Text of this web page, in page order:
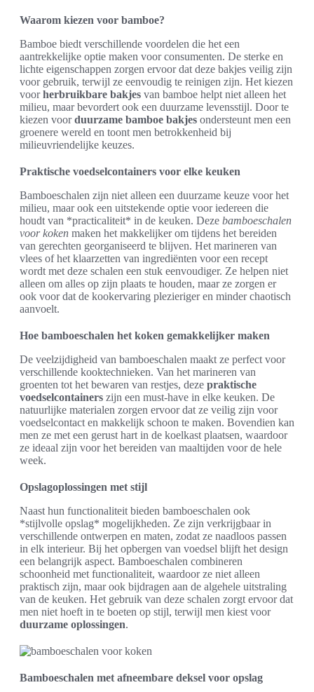
Waarom kiezen voor bamboe?
Bamboe biedt verschillende voordelen die het een
aantrekkelijke optie maken voor consumenten. De sterke en
lichte eigenschappen zorgen ervoor dat deze bakjes veilig zijn
voor gebruik, terwijl ze eenvoudig te reinigen zijn. Het kiezen
voorherbruikbare bakjes van bamboe helpt niet alleen het
milieu, maar bevordert ook een duurzame levensstijl. Door te
kiezen voorduurzame bamboe bakjes ondersteunt men een
groenere wereld en toont men betrokkenheid bij
milieuvriendelijke keuzes.
Praktische voedselcontainers voor elke keuken
Bamboeschalen zijn niet alleen een duurzame keuze voor het
milieu, maar ook een uitstekende optie voor iedereen die
houdt van *practicaliteit* in de keuken. Deze bamboeschalen
voor koken maken het makkelijker om tijdens het bereiden
van gerechten georganiseerd te blijven. Het marineren van
vlees of het klaarzetten van ingrediënten voor een recept
wordt met deze schalen een stuk eenvoudiger. Ze helpen niet
alleen om alles op zijn plaats te houden, maar ze zorgen er
ook voor dat de kookervaring plezieriger en minder chaotisch
aanvoelt.
Hoe bamboeschalen het koken gemakkelijker maken
De veelzijdigheid van bamboeschalen maakt ze perfect voor
verschillende kooktechnieken. Van het marineren van
groenten tot het bewaren van restjes, deze praktische
voedselcontainers zijn een must-have in elke keuken. De
natuurlijke materialen zorgen ervoor dat ze veilig zijn voor
voedselcontact en makkelijk schoon te maken. Bovendien kan
men ze met een gerust hart in de koelkast plaatsen, waardoor
ze ideaal zijn voor het bereiden van maaltijden voor de hele
week.
Opslagoplossingen met stijl
Naast hun functionaliteit bieden bamboeschalen ook
*stijlvolle opslag* mogelijkheden. Ze zijn verkrijgbaar in
verschillende ontwerpen en maten, zodat ze naadloos passen
in elk interieur. Bij het opbergen van voedsel blijft het design
een belangrijk aspect. Bamboeschalen combineren
schoonheid met functionaliteit, waardoor ze niet alleen
praktisch zijn, maar ook bijdragen aan de algehele uitstraling
van de keuken. Het gebruik van deze schalen zorgt ervoor dat
men niet hoeft in te boeten op stijl, terwijl men kiest voor
duurzame oplossingen.
Bamboeschalen met afneembare deksel voor opslag